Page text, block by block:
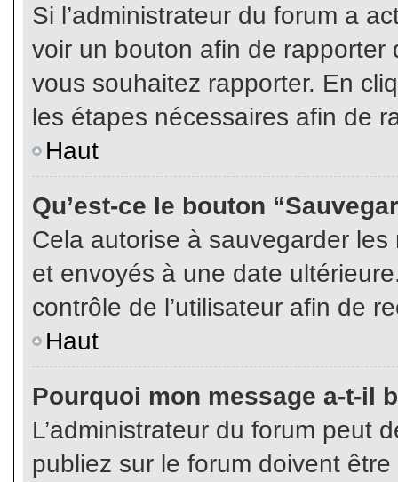
Si l’administrateur du forum a
voir un bouton afin de
vous souhaitez rapporter. En
les étapes nécessaires afin de
Haut
Qu’est-ce le bouton
Cela autorise à sauvegarder
et envoyés à une date
contrôle de l’utilisateur afin de
Haut
Pourquoi mon message a-t-il
L’administrateur du forum peut
publiez sur le forum doivent